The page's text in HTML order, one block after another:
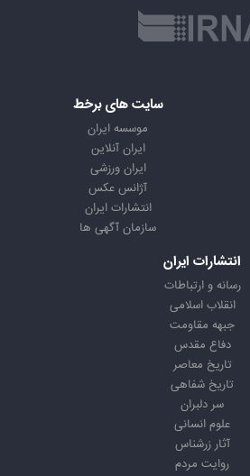
سایت های برخط
موسسه ایران
ایران آنلاین
ایران ورزشی
آژانس عکس
انتشارات ایران
سازمان آگهی ها
انتشارات ایران
رسانه و ارتباطات
انقلاب اسلامی
جبهه مقاومت
دفاع مقدس
تاریخ معاصر
تاریخ شفاهی
سر دلبران
علوم انسانی
آثار زرشناس
روایت مردم